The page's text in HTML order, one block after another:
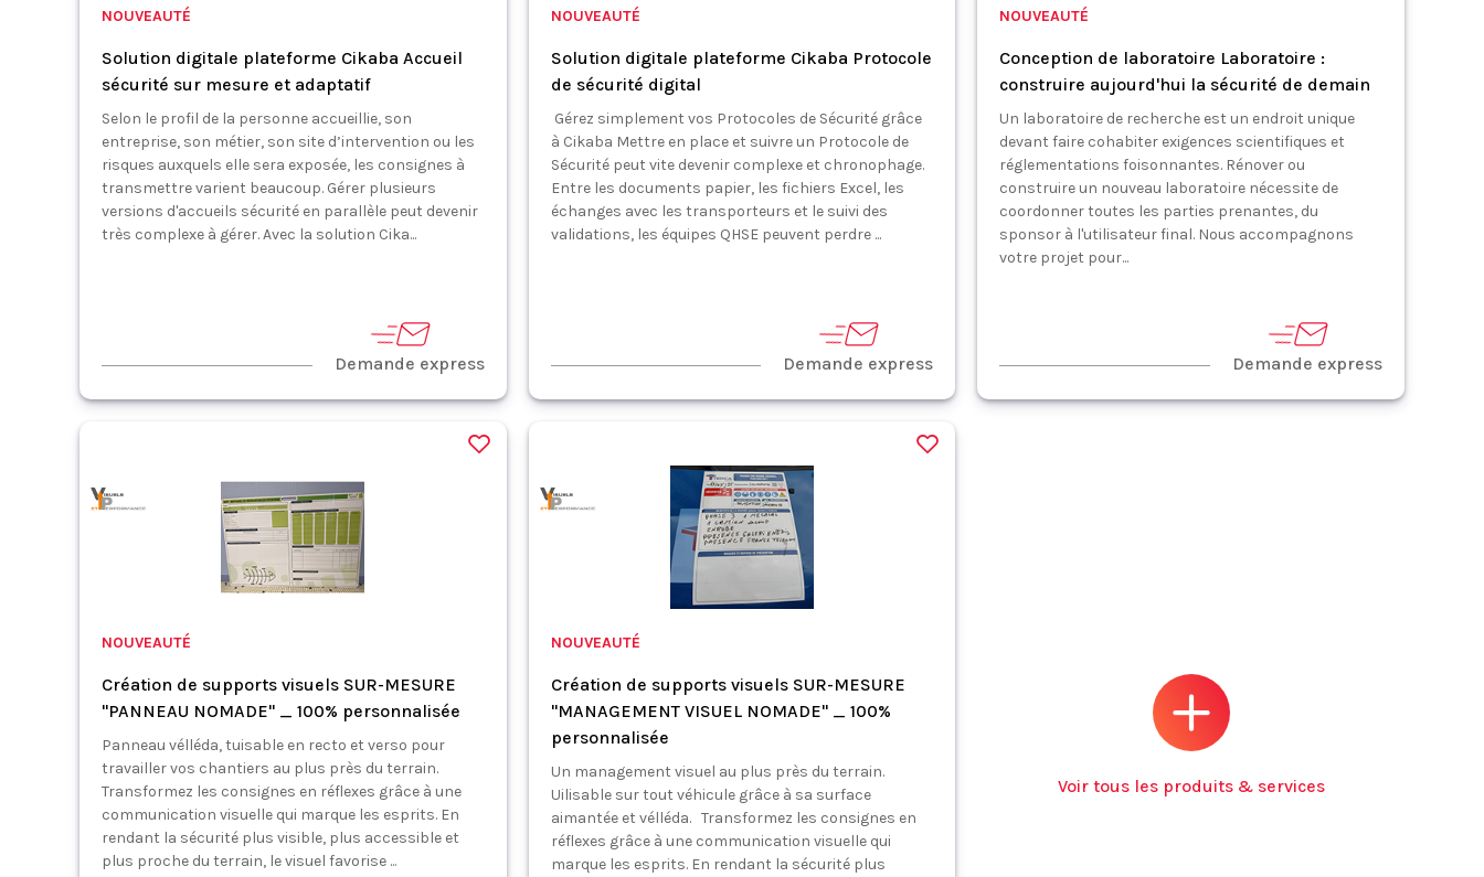
NOUVEAUTÉ
Solution digitale plateforme Cikaba Accueil
sécurité sur mesure et adaptatif
Selon le profil de la personne accueillie, son
entreprise, son métier, son site d’intervention ou les
risques auxquels elle sera exposée, les consignes à
transmettre varient beaucoup. Gérer plusieurs
versions d'accueils sécurité en parallèle peut devenir
très complexe à gérer. Avec la solution Cika...
Demande express
NOUVEAUTÉ
Solution digitale plateforme Cikaba Protocole
de sécurité digital
Gérez simplement vos Protocoles de Sécurité grâce
à Cikaba Mettre en place et suivre un Protocole de
Sécurité peut vite devenir complexe et chronophage.
Entre les documents papier, les fichiers Excel, les
échanges avec les transporteurs et le suivi des
validations, les équipes QHSE peuvent perdre ...
Demande express
NOUVEAUTÉ
Conception de laboratoire Laboratoire :
construire aujourd'hui la sécurité de demain
Un laboratoire de recherche est un endroit unique
devant faire cohabiter exigences scientifiques et
réglementations foisonnantes. Rénover ou
construire un nouveau laboratoire nécessite de
coordonner toutes les parties prenantes, du
sponsor à l'utilisateur final. Nous accompagnons
votre projet pour...
Demande express
NOUVEAUTÉ
Création de supports visuels SUR-MESURE
"PANNEAU NOMADE" _ 100% personnalisée
Panneau vélléda, tuisable en recto et verso pour
travailler vos chantiers au plus près du terrain.
Transformez les consignes en réflexes grâce à une
communication visuelle qui marque les esprits. En
rendant la sécurité plus visible, plus accessible et
plus proche du terrain, le visuel favorise ...
NOUVEAUTÉ
Création de supports visuels SUR-MESURE
"MANAGEMENT VISUEL NOMADE" _ 100%
personnalisée
Un management visuel au plus près du terrain.
Uilisable sur tout véhicule grâce à sa surface
aimantée et vélléda. Transformez les consignes en
réflexes grâce à une communication visuelle qui
marque les esprits. En rendant la sécurité plus
Voir tous les produits & services